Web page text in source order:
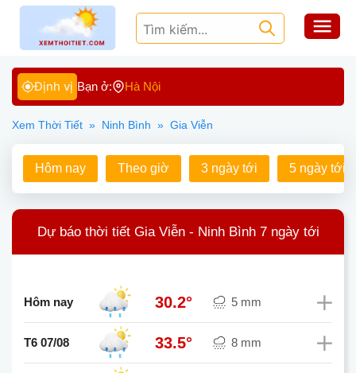
Định vị Bạn ở: Hà Nội
Xem Thời Tiết » Ninh Bình » Gia Viễn
Hôm nay Theo giờ 3 ngày tới 5 ngày tới
Dự báo thời tiết Gia Viễn - Ninh Bình 7 ngày tới
Hôm nay 30.2° 5 mm
T6 07/08 33.5° 8 mm